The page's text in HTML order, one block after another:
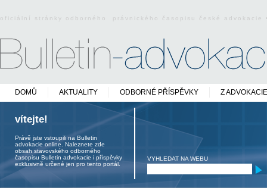
oficiální stránky odborného právnického časopisu české
DOMŮ AKTUALITY ODBORNÉ PŘÍSPĚVKY Z ADVOKACIE
vítejte!
Právě jste vstoupili na Bulletin
advokacie online. Naleznete zde
obsah stavovského odborného
časopisu Bulletin advokacie i příspěvky
exklusivně určené jen pro tento portál.
VYHLEDAT NA WEBU